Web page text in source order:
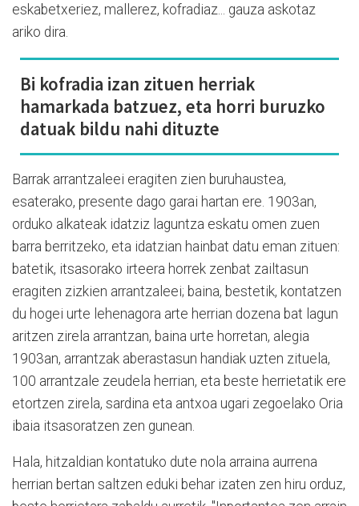
eskabetxeriez, mallerez, kofradiaz... gauza askotaz
ariko dira.
Bi kofradia izan zituen herriak
hamarkada batzuez, eta horri buruzko
datuak bildu nahi dituzte
Barrak arrantzaleei eragiten zien buruhaustea,
esaterako, presente dago garai hartan ere. 1903an,
orduko alkateak idatziz laguntza eskatu omen zuen
barra berritzeko, eta idatzian hainbat datu eman zituen:
batetik, itsasorako irteera horrek zenbat zailtasun
eragiten zizkien arrantzaleei; baina, bestetik, kontatzen
du hogei urte lehenagora arte herrian dozena bat lagun
aritzen zirela arrantzan, baina urte horretan, alegia
1903an, arrantzak aberastasun handiak uzten zituela,
100 arrantzale zeudela herrian, eta beste herrietatik ere
etortzen zirela, sardina eta antxoa ugari zegoelako Oria
ibaia itsasoratzen zen gunean.
Hala, hitzaldian kontatuko dute nola arraina aurrena
herrian bertan saltzen eduki behar izaten zen hiru orduz,